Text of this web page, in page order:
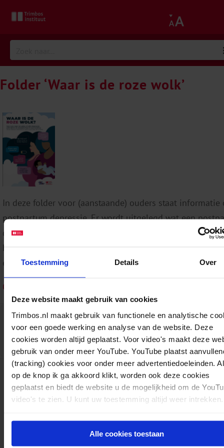
Toestemming Details Over
Deze website maakt gebruik van cookies
Trimbos.nl maakt gebruik van functionele en analytische
voor een goede werking en analyse van de website. Deze
cookies worden altijd geplaatst. Voor video's maakt deze
gebruik van onder meer YouTube. YouTube plaatst
(tracking) cookies voor onder meer advertentiedoeleinden.
op de knop ik ga akkoord klikt, worden ook deze cookies
geplaatst en biedt de website u de mogelijkheid om de
video's te zien. U kunt uw toestemming altijd weer intrekken.
Alle cookies toestaan
Folder ‘Waar is de roze wolk’
In deze folder voor (aanstaande) ouders staat informatie
postpartum depressie. Er wordt uitgelegd wat een
depressie is, wat hiervoor risicofactoren zijn en hoe je
herkennen. Daarnaast staan er tips in om grip te krijgen
emoties en naar meer mentale balans toe te werken.
Ook beschikbaar in het Engels
Download: Folder ‘Waar is de roze wolk’
Factsheets Mentale gezondheid & Preventie
pdf
5 pagina's
Het Trimbos-instituut is een onafhankelijk,
wetenschappelijk kennisinstituut voor mentale